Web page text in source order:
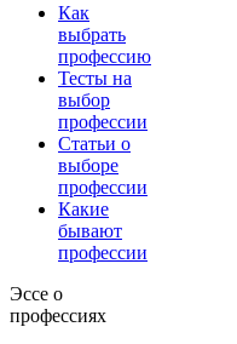
Как
выбрать
профессию
Тесты на
выбор
профессии
Статьи о
выборе
профессии
Какие
бывают
профессии
Эссе о
профессиях